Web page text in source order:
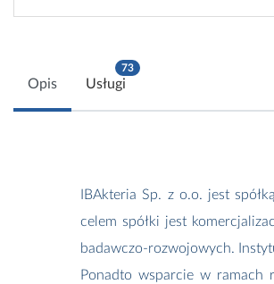
Opis
73
Usługi
IBAkteria Sp. z o.o. jest
celem spółki jest
badawczo-rozwojowych.
Ponadto wsparcie w